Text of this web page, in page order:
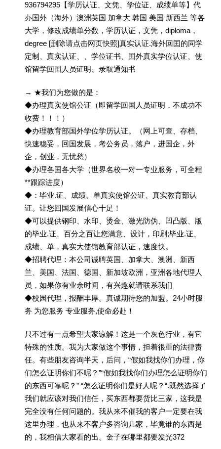
936794295【学历认证、文凭、学位证、成绩单等】代
办国外（海外）澳洲英国 加拿大 韩国 美国 新西兰 等各
大学，修改成绩单分数，学历认证，文凭，diploma，
degree [删除请点击网页快照]真实认证.海外回囯的同学
定制、真实认证、、学位证书、囯外真实学位认证、使
馆留学回囯人员证明、录取通知书
→ ★我们为您做的是：
◆办理真实使馆公证（即留学回国人员证明，不成功不
收费！！！）
◆办理教育部国外学位学历认证。（网上可查、存档、
快速稳妥，回国发展，考公务员，落户，进国企，外
企，创业，无忧愁）
◆办理各国各大学（世界名校一对一专业服务，可全程
**跟踪进度）
◆：毕业.证、成绩、单真实使馆公证、真实教育部认
证。让您回国发展信心十足！
◆可以提供钢印、水印、烫金、激光防伪、凹凸版、版
的毕业.证、百分之百让您满意、设计，印刷;毕业.证、
成绩、单，真实大使馆教育部认证，速度快。
◆招聘代理：本公司诚聘英国、加拿大、澳洲、新西
兰、美国、法国、德国、新加坡欧洲，亚洲各地代理人
员，如果你有业余时间，有兴趣就请联系我们
◆校园代理，报酬丰厚。真诚期待您的加盟。24小时服
务 为您服务 专业服务,使命必赴！
只不过有一点希望大家谅解！这是一个灰色行业，有它
特殊的性质。我为大家做这个事情，担着很重的法律责
任。有些朋友咨询半天，后问，“假如我找你们办理，你
们怎么证明你们不呢？”“假如我找你们办理怎么证明你们
的东西可靠呢？” “怎么证明你们是好人呢？“.既然选择了
我们就应该对我们信任，买东西都要货比三家，这我是
完全没有任何问题的。我从来不催我的客户一定要在我
这里办理，也从来不客户多咨询几家，毕竟谁的东西是
的，我相信大家看的出。金子在哪里都要发光372